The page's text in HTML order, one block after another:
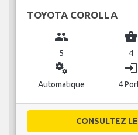
TOYOTA COROLLA
group
5
business_center
4
miscellaneous_services
Automatique
login
4
CONSULTEZ